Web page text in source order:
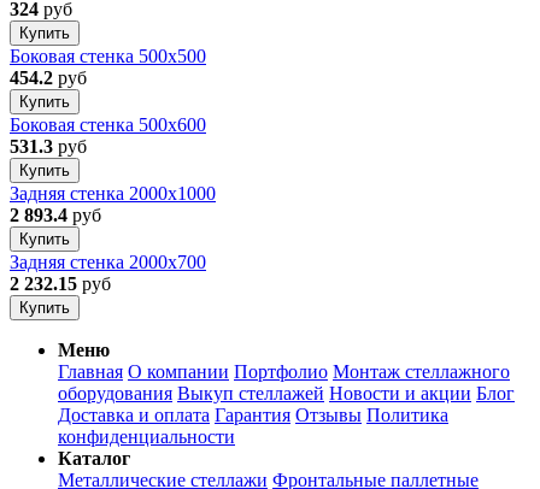
324 руб
Купить
Боковая стенка 500x500
454.2 руб
Купить
Боковая стенка 500x600
531.3 руб
Купить
Задняя стенка 2000x1000
2 893.4 руб
Купить
Задняя стенка 2000x700
2 232.15 руб
Купить
Меню
Главная О компании Портфолио Монтаж стеллажного
оборудования Выкуп стеллажей Новости и акции Блог
Доставка и оплата Гарантия Отзывы Политика
конфиденциальности
Каталог
Металлические стеллажи Фронтальные паллетные